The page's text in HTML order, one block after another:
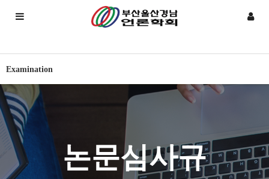
Examination
논문심사규